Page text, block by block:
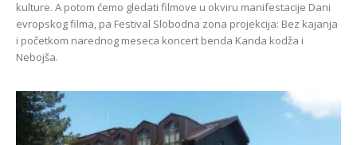
kulture. A potom ćemo gledati filmove u okviru manifestacije Dani
evropskog filma, pa Festival Slobodna zona projekcija: Bez kajanja
i početkom narednog meseca koncert benda Kanda kodža i
Nebojša.